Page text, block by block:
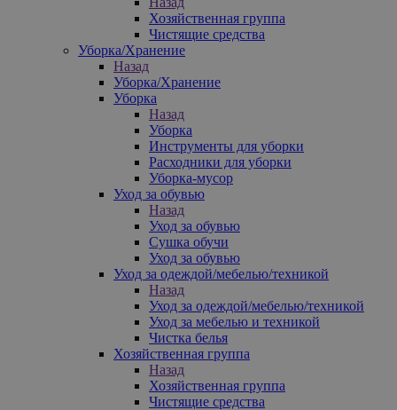
Хозяйственная группа
Чистящие средства
Уборка/Хранение
Назад
Уборка/Хранение
Уборка
Назад
Уборка
Инструменты для уборки
Расходники для уборки
Уборка-мусор
Уход за обувью
Назад
Уход за обувью
Сушка обучи
Уход за обувью
Уход за одеждой/мебелью/техникой
Назад
Уход за одеждой/мебелью/техникой
Уход за мебелью и техникой
Чистка белья
Хозяйственная группа
Назад
Хозяйственная группа
Чистящие средства